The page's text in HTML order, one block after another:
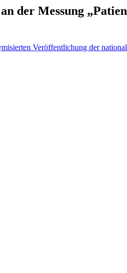
der Messung
Veröffentlichung der